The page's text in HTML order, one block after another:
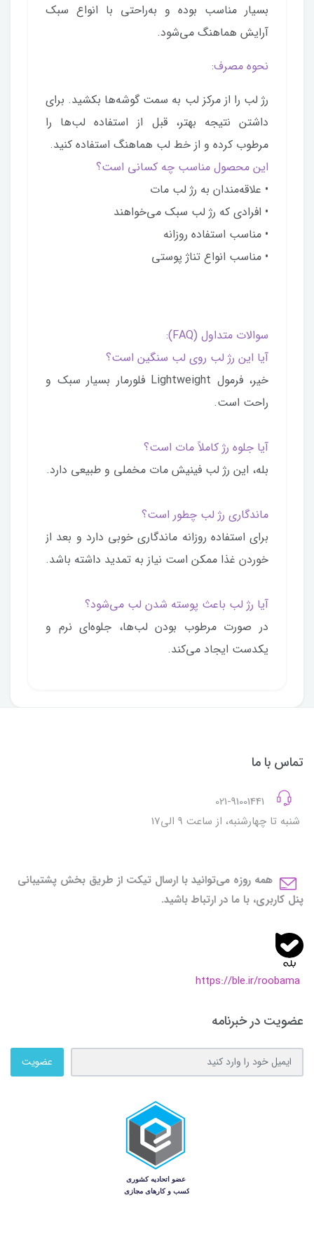
بسیار مناسب بوده و به‌راحتی با انواع سبک
آرایش هماهنگ می‌شود.
نحوه مصرف:
رژ لب را از مرکز لب به سمت گوشه‌ها بکشید. برای
داشتن نتیجه بهتر، قبل از استفاده لب‌ها را
مرطوب کرده و از خط لب هماهنگ استفاده کنید.
این محصول مناسب چه کسانی است؟
• علاقه‌مندان به رژ لب مات
• افرادی که رژ لب سبک می‌خواهند
• مناسب استفاده روزانه
• مناسب انواع تناژ پوستی
سوالات متداول (FAQ):
آیا این رژ لب روی لب سنگین است؟
خیر، فرمول Lightweight فلورمار بسیار سبک و
راحت است.
آیا جلوه رژ کاملاً مات است؟
بله، این رژ لب فینیش مات مخملی و طبیعی دارد.
ماندگاری رژ لب چطور است؟
برای استفاده روزانه ماندگاری خوبی دارد و بعد از
خوردن غذا ممکن است نیاز به تمدید داشته باشد.
آیا رژ لب باعث پوسته شدن لب می‌شود؟
در صورت مرطوب بودن لب‌ها، جلوه‌ای نرم و
یکدست ایجاد می‌کند.
تماس با ما
شنبه تا چهارشنبه، از ساعت 9 الی17
همه روزه می‌توانید با ارسال تیکت از طریق بخش پشتیبانی
پنل کاربری، با ما در ارتباط باشید.
https://ble.ir/roobama
عضویت در خبرنامه
عضویت